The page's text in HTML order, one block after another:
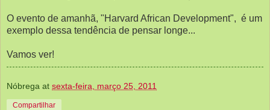
O evento de amanhã, "Harvard African Development", é um
exemplo dessa tendência de pensar longe...
Vamos ver!
Nóbrega at sexta-feira, março 25, 2011
Compartilhar